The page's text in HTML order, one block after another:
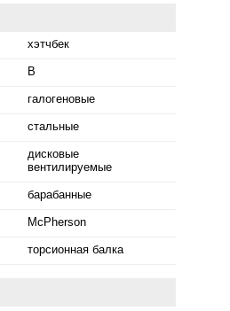
хэтчбек
B
галогеновые
стальные
дисковые
вентилируемые
барабанные
McPherson
торсионная балка